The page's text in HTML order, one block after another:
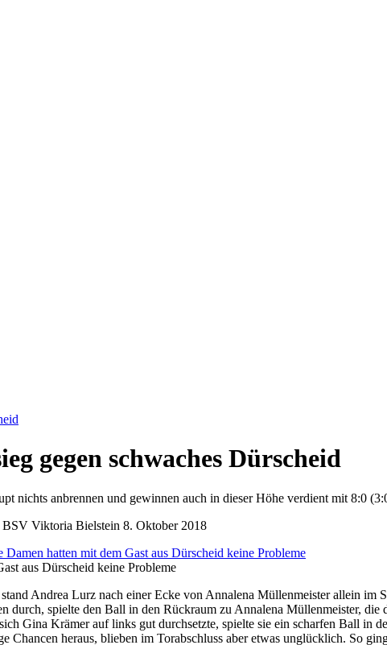
gegen schwaches Dürscheid
nichts anbrennen und gewinnen auch in dieser Höhe verdient mit 8:0
BSV Viktoria Bielstein 8. Oktober 2018
aus Dürscheid keine Probleme
Andrea Lurz nach einer Ecke von Annalena Müllenmeister allein
durch, spielte den Ball in den Rückraum zu Annalena Müllenmeister,
Gina Krämer auf links gut durchsetzte, spielte sie ein scharfen Ball in
Chancen heraus, blieben im Torabschluss aber etwas unglücklich. So